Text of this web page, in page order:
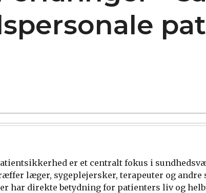
er et centralt fokus i
læger, sygeplejersker, terapeuter og
har direkte betydning for patienters liv og